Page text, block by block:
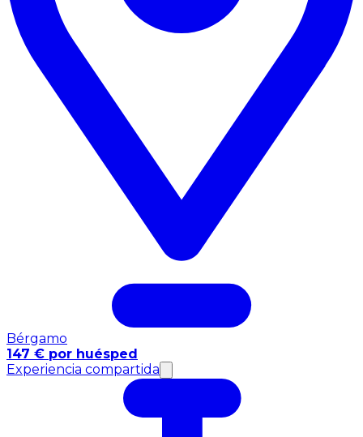
Bérgamo
147 € por huésped
Experiencia compartida